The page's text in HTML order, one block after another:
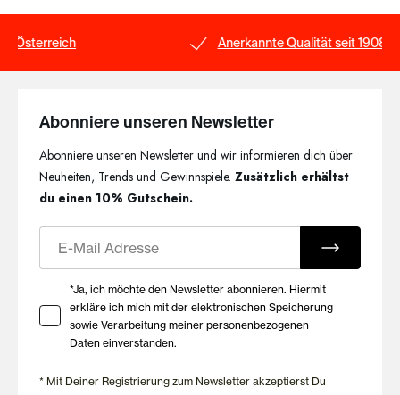
Anerkannte Qualität seit 1908
Abonniere unseren Newsletter
Abonniere unseren Newsletter und wir informieren dich über
Neuheiten, Trends und Gewinnspiele.Zusätzlich erhältst
du einen 10% Gutschein.
Ihre Zustimmung zu Marketing E-Mails
*Ja, ich möchte den Newsletter abonnieren. Hiermit
erkläre ich mich mit der elektronischen Speicherung
sowie Verarbeitung meiner personenbezogenen
Daten einverstanden.
* Mit Deiner Registrierung zum Newsletter akzeptierst Du